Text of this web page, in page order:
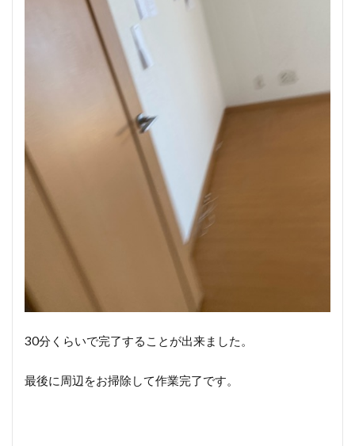
30分くらいで完了することが出来ました。
最後に周辺をお掃除して作業完了です。